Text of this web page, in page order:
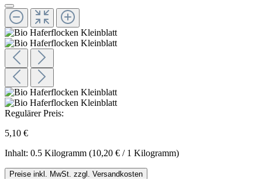
Regulärer Preis:
5,10 €
Inhalt: 0.5 Kilogramm (10,20 € / 1 Kilogramm)
Preise inkl. MwSt. zzgl. Versandkosten